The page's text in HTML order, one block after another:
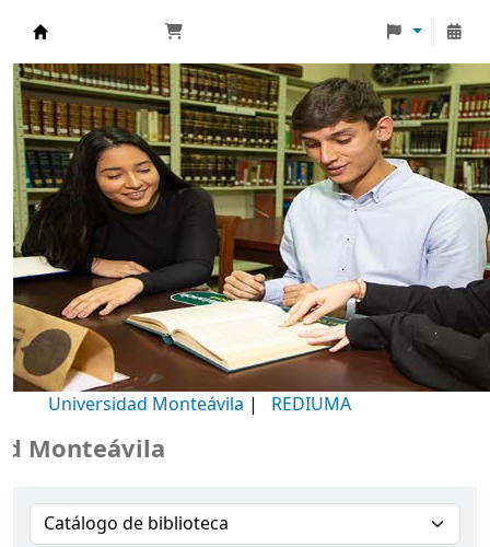
Biblioteca Universidad Monteávila
Universidad Monteávila | REDIUMA